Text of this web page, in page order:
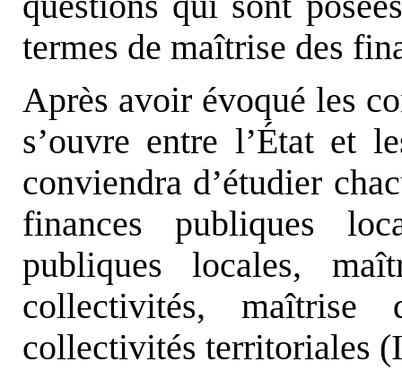
termes de maîtrise des
Après avoir évoqué les
s’ouvre entre l’État et
conviendra d’étudier
finances publiques
publiques locales,
collectivités,
collectivités territoriales